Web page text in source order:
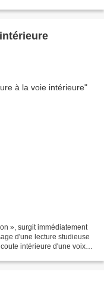
», surgit immédiatement
d'une lecture studieuse
intérieure d'une voix